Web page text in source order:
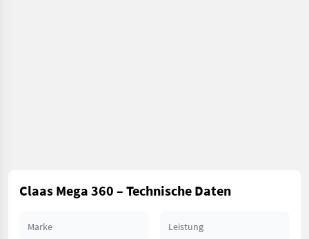
Claas Mega 360 – Technische Daten
Marke Leistung